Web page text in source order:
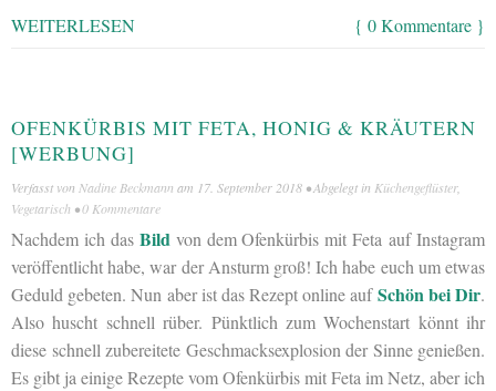
WEITERLESEN { 0 Kommentare }
OFENKÜRBIS MIT FETA, HONIG & KRÄUTERN
[WERBUNG]
Verfasst von Nadine Beckmann am 17. September 2018 • Abgelegt in Küchengeflüster,
Vegetarisch •0 Kommentare
Nachdem ich das Bildvon dem Ofenkürbis mit Feta auf Instagram
veröffentlicht habe, war der Ansturm groß! Ich habe euch um etwas
Geduld gebeten. Nun aber ist das Rezept online auf Schön bei Dir.
Also huscht schnell rüber. Pünktlich zum Wochenstart könnt ihr
diese schnell zubereitete Geschmacksexplosion der Sinne genießen.
Es gibt ja einige Rezepte vom Ofenkürbis mit Feta im Netz, aber ich